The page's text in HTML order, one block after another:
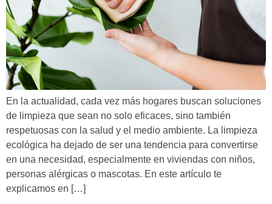
En la actualidad, cada vez más hogares buscan soluciones
de limpieza que sean no solo eficaces, sino también
respetuosas con la salud y el medio ambiente. La limpieza
ecológica ha dejado de ser una tendencia para convertirse
en una necesidad, especialmente en viviendas con niños,
personas alérgicas o mascotas. En este artículo te
explicamos en […]